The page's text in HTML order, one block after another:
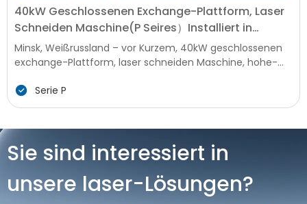
40kW Geschlossenen Exchange-Plattform, Laser
Schneiden Maschine(P Seires）Installiert in
Belarus, die Förderung der Lokalen Produktion in
Upgrade
Minsk, Weißrussland – vor Kurzem, 40kW geschlossenen
exchange-Plattform, laser schneiden Maschine, hohe-
wurde erfolgreich installiert und in Betrieb genommen bei
einem key Manufacturing Enterprise in Belarus. Diese
Technologie, bringen erweiterte effiziente und präzise
Produktion Fähigkeiten Belarus' Industrie, die vor der
starken Nachfrage in die Infrastruktur, Bau-und
landwirtschaftliche Maschinen Herstellung.
Serie P
Sie sind interessiert in
unsere laser-Lösungen?